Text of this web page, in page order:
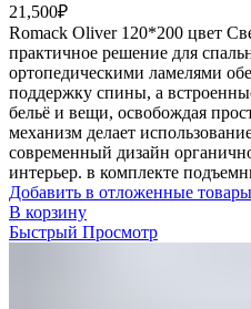
21,500₽
Romack Oliver 120*200 цвет
практичное решение для
ортопедическими ламелями
поддержку спины, а
бельё и вещи, освобождая
механизм делает
современный дизайн
интерьер. в комплекте
Добавить в отложенные товары
В корзину
Быстрый Просмотр